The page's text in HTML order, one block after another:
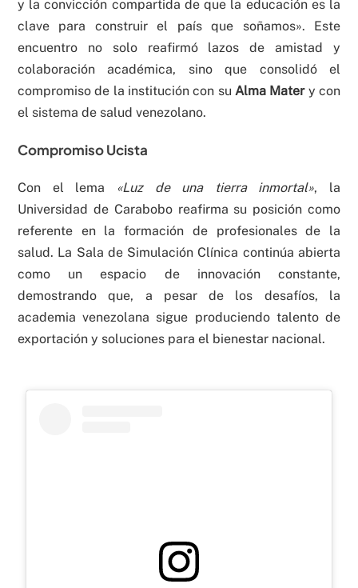
y la convicción compartida de que la educación es la
clave para construir el país que soñamos». Este
encuentro no solo reafirmó lazos de amistad y
colaboración académica, sino que consolidó el
compromiso de la institución con su Alma Matery con
el sistema de salud venezolano.
Compromiso Ucista
Con el lema «Luz de una tierra inmortal», la
Universidad de Carabobo reafirma su posición como
referente en la formación de profesionales de la
salud. La Sala de Simulación Clínica continúa abierta
como un espacio de innovación constante,
demostrando que, a pesar de los desafíos, la
academia venezolana sigue produciendo talento de
exportación y soluciones para el bienestar nacional.